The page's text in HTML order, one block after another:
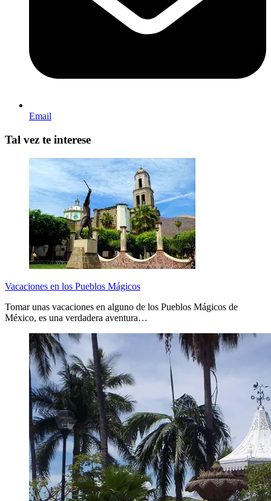
Email
Tal vez te interese
Vacaciones en los Pueblos Mágicos
Tomar unas vacaciones en alguno de los Pueblos Mágicos de
México, es una verdadera aventura…